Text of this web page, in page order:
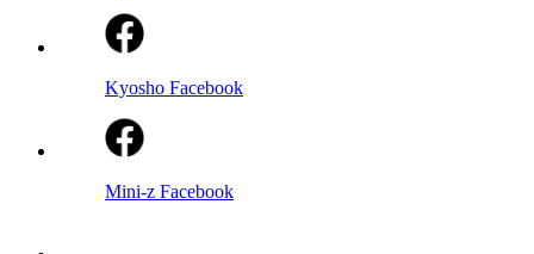
Kyosho Facebook
Mini-z Facebook